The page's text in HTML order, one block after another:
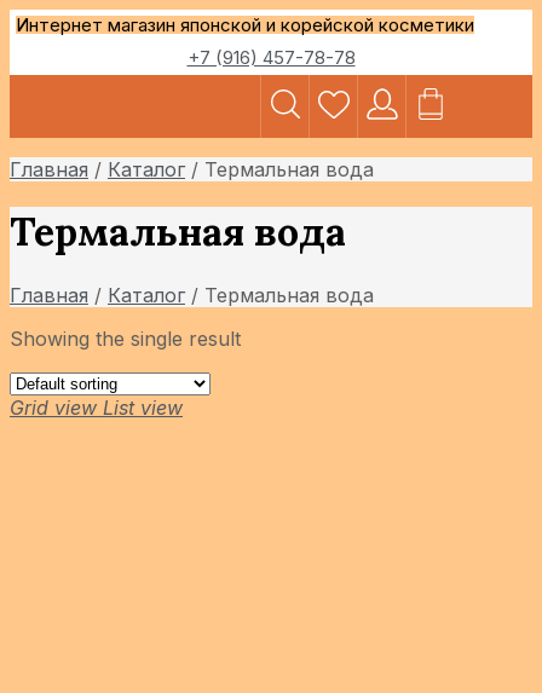
Интернет магазин японской и корейской косметики
+7 (916) 457-78-78
Главная / Каталог / Термальная вода
Термальная вода
Главная / Каталог / Термальная вода
Showing the single result
Grid view List view